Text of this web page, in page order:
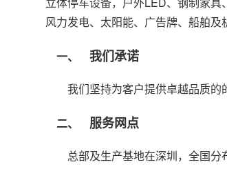
风力发电、太阳能、广告牌、船舶及
一、 我们承诺
我们坚持为客户提供卓越品质的
二、 服务网点
总部及生产基地在深圳，全国分